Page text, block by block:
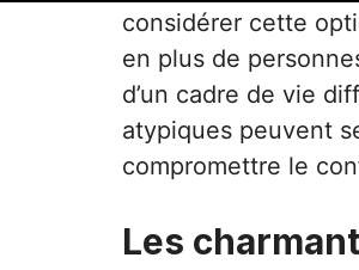
considérer cette
en plus de
d’un cadre de vie
atypiques peuvent
compromettre le
Les